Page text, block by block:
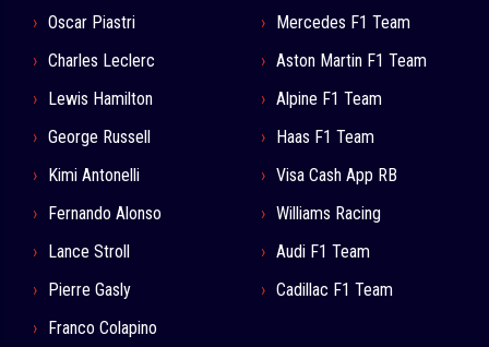
Oscar Piastri
Charles Leclerc
Lewis Hamilton
George Russell
Kimi Antonelli
Fernando Alonso
Lance Stroll
Pierre Gasly
Franco Colapino
Mercedes F1 Team
Aston Martin F1 Team
Alpine F1 Team
Haas F1 Team
Visa Cash App RB
Williams Racing
Audi F1 Team
Cadillac F1 Team